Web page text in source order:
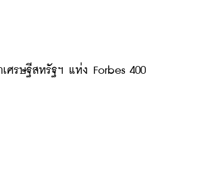
ศรษฐีสหรัฐฯ แห่ง Forbes 400